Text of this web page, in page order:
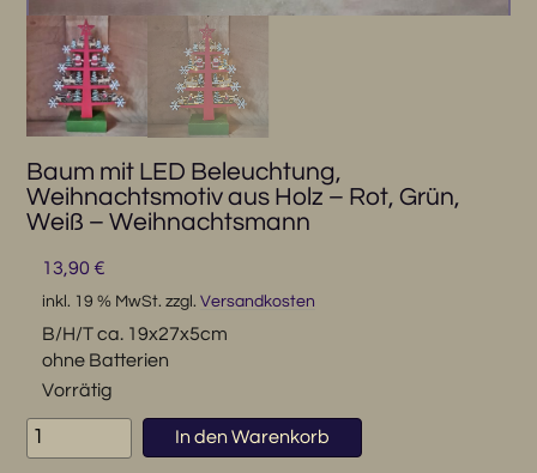
Baum mit LED Beleuchtung,
Weihnachtsmotiv aus Holz – Rot, Grün,
Weiß – Weihnachtsmann
13,90 €
inkl. 19 % MwSt. zzgl. Versandkosten
B/H/T ca. 19x27x5cm
ohne Batterien
Vorrätig
Baum
mit
In den Warenkorb